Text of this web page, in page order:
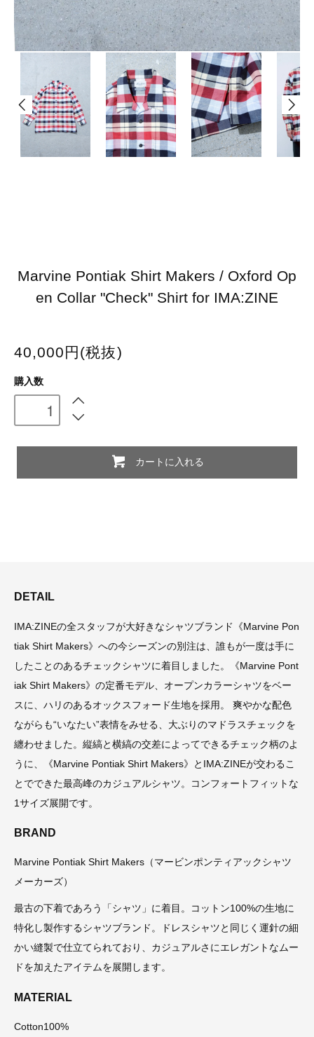
Marvine Pontiak Shirt Makers / Oxford Op
en Collar "Check" Shirt for IMA:ZINE
40,000円(税抜)
購入数
カートに入れる
DETAIL
IMA:ZINEの全スタッフが大好きなシャツブランド《Marvine Pon
tiak Shirt Makers》への今シーズンの別注は、誰もが一度は手に
したことのあるチェックシャツに着目しました。《Marvine Pont
iak Shirt Makers》の定番モデル、オープンカラーシャツをベー
スに、ハリのあるオックスフォード生地を採用。 爽やかな配色
ながらも“いなたい”表情をみせる、大ぶりのマドラスチェックを
纏わせました。縦縞と横縞の交差によってできるチェック柄のよ
うに、《Marvine Pontiak Shirt Makers》とIMA:ZINEが交わるこ
とでできた最高峰のカジュアルシャツ。コンフォートフィットな
1サイズ展開です。
BRAND
Marvine Pontiak Shirt Makers（マービンポンティアックシャツ
メーカーズ）
最古の下着であろう「シャツ」に着目。コットン100%の生地に
特化し製作するシャツブランド。ドレスシャツと同じく運針の細
かい縫製で仕立てられており、カジュアルさにエレガントなムー
ドを加えたアイテムを展開します。
MATERIAL
Cotton100%